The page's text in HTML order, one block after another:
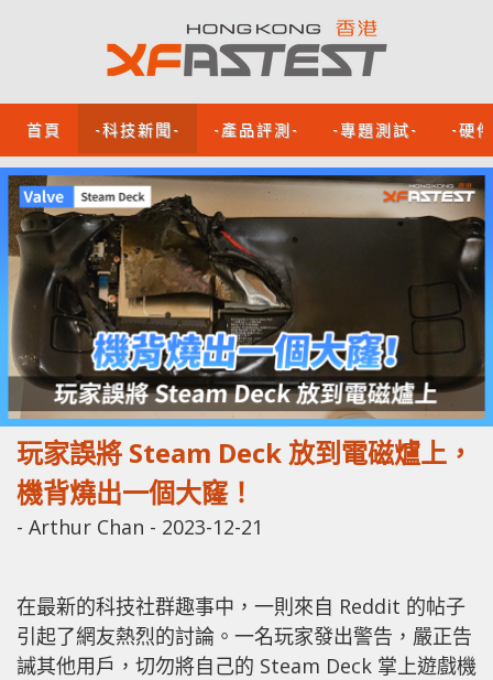
首頁 -科技新聞- -產品評測- -專題測試- -硬
玩家誤將 Steam Deck 放到電磁爐上，
機背燒出一個大窿！
- Arthur Chan - 2023-12-21
在最新的科技社群趣事中，一則來自 Reddit 的帖子
引起了網友熱烈的討論。一名玩家發出警告，嚴正告
誡其他用戶，切勿將自己的 Steam Deck 掌上遊戲機